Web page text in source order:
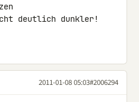
deutlich dunkler!
2011-01-08 05:03#2006294